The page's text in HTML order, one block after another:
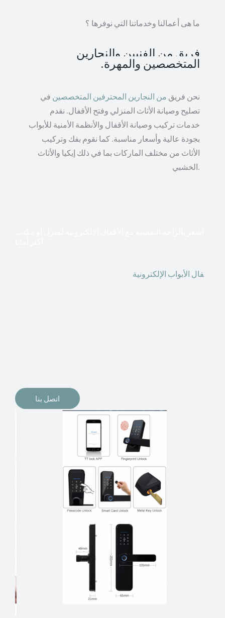
ما هى أعمالنا وخدماتنا التي نوفرها ؟
فريق من الفنيين والنجارين
المتخصصين والمهرة.
نحن فريق من النجارين المحترفين المتخصصين في
تصليح وصيانة الأثاث المنزلي وفتح الأقفال. نقدم
خدمات تركيب وصيانة الأقفال والأنظمة الأمنية للأبواب
بجودة عالية وأسعار مناسبة. كما نقوم بفك وتركيب
الأثاث من مختلف الماركات بما في ذلك إيكيا والأثاث
الخشبي.
فال الأبواب الإلكترونية
اتصل بنا